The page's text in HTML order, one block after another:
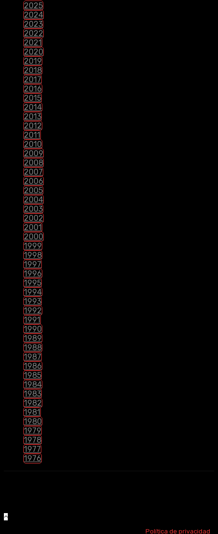
2025
2024
2023
2022
2021
2020
2019
2018
2017
2016
2015
2014
2013
2012
2011
2010
2009
2008
2007
2006
2005
2004
2003
2002
2001
2000
1999
1998
1997
1996
1995
1994
1993
1992
1991
1990
1989
1988
1987
1986
1985
1984
1983
1982
1981
1980
1979
1978
1977
1976
Política de privacidad